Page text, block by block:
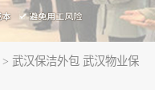
> 武汉保洁外包 武汉物业保